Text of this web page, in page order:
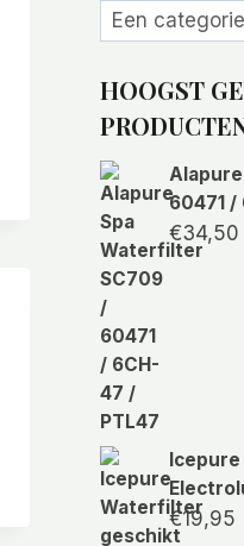
Een
categorie
selecteren
HOOGST
60471 /
€34,50
€19,95